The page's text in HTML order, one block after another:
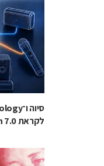
לקראת Bluetooth 7.0